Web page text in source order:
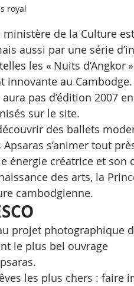
royal
ministère de la Culture
aussi par une série
les « Nuits d’Angkor
au Cambodge.
pas d’édition 2007
sur le site.
des ballets
s’animer tout
énergie créatrice et son
des arts, la
cambodgienne.
projet photographique
le plus bel ouvrage
les plus chers : faire